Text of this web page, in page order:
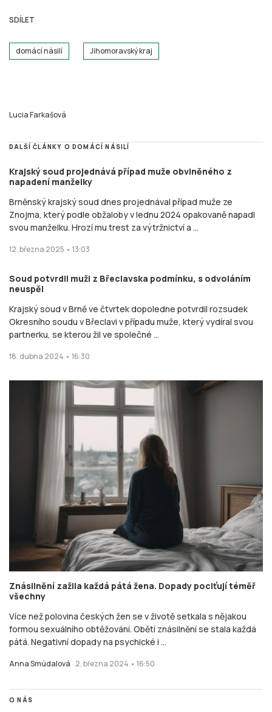
SDÍLET
domácí násilí Jihomoravský kraj
Lucia Farkašová
DALŠÍ ČLÁNKY O DOMÁCÍ NÁSILÍ
Krajský soud projednává případ muže obviněného z
napadení manželky
Brněnský krajský soud dnes projednával případ muže ze
Znojma, který podle obžaloby v lednu 2024 opakovaně napadl
svou manželku. Hrozí mu trest za výtržnictví a ...
12. března 2025 • 13:03
Soud potvrdil muži z Břeclavska podmínku, s odvoláním
neuspěl
Krajský soud v Brně ve čtvrtek dopoledne potvrdil rozsudek
Okresního soudu v Břeclavi v případu muže, který vydíral svou
partnerku, se kterou žil ve společné ...
18. dubna 2024 • 16:30
Znásilnění zažila každá pátá žena. Dopady pociťují téměř
všechny
Více než polovina českých žen se v životě setkala s nějakou
formou sexuálního obtěžování. Obětí znásilnění se stala každá
pátá. Negativní dopady na psychické i ...
Anna Smúdalová 2. března 2024 • 16:50
O NÁS